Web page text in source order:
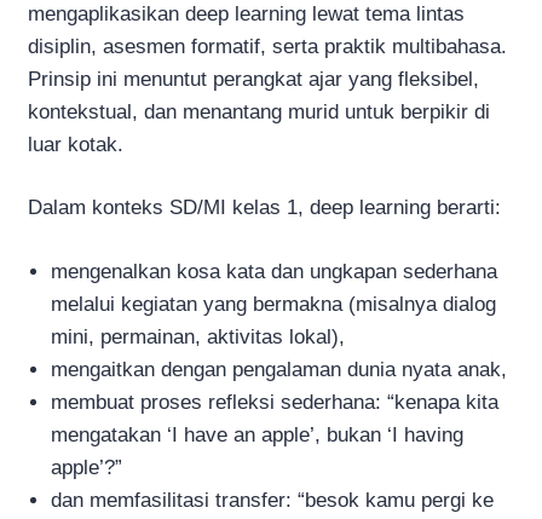
mengaplikasikan deep learning lewat tema lintas
disiplin, asesmen formatif, serta praktik multibahasa.
Prinsip ini menuntut perangkat ajar yang fleksibel,
kontekstual, dan menantang murid untuk berpikir di
luar kotak.
Dalam konteks SD/MI kelas 1, deep learning berarti:
mengenalkan kosa kata dan ungkapan sederhana
melalui kegiatan yang bermakna (misalnya dialog
mini, permainan, aktivitas lokal),
mengaitkan dengan pengalaman dunia nyata anak,
membuat proses refleksi sederhana: “kenapa kita
mengatakan ‘I have an apple’, bukan ‘I having
apple’?”
dan memfasilitasi transfer: “besok kamu pergi ke